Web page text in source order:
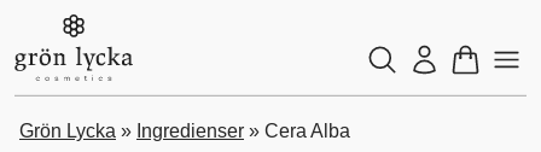
Grön Lycka » Ingredienser » Cera Alba